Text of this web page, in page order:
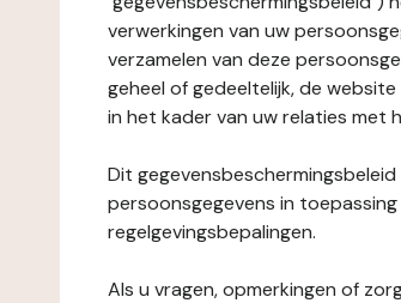
verwerkingen van uw
verzamelen van deze
geheel of gedeeltelijk, de
in het kader van uw relaties met
Dit
persoonsgegevens in
regelgevingsbepalingen.
Als u vragen, opmerkingen of